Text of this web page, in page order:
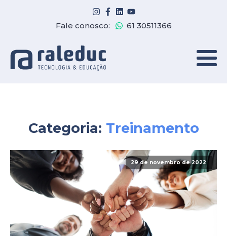
Fale conosco: 61 30511366
Categoria: Treinamento
29 de novembro de 2022